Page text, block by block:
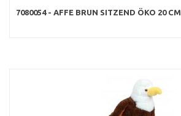
7080054 - AFFE BRUN SITZEND ÖKO 20 CM